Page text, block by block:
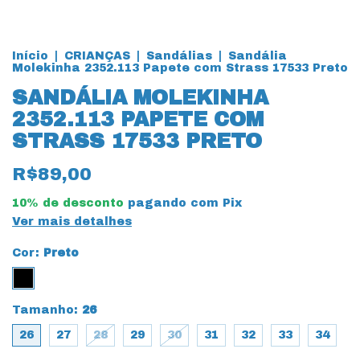
Início CRIANÇAS Sandálias
Sandália
Molekinha 2352.113 Papete com Strass 17533 Preto
SANDÁLIA MOLEKINHA
2352.113 PAPETE COM
STRASS 17533 PRETO
R$89,00
10% de desconto pagando com Pix
Ver mais detalhes
Cor: Preto
Tamanho: 26
26 27 28 29 30 31 32 33 34